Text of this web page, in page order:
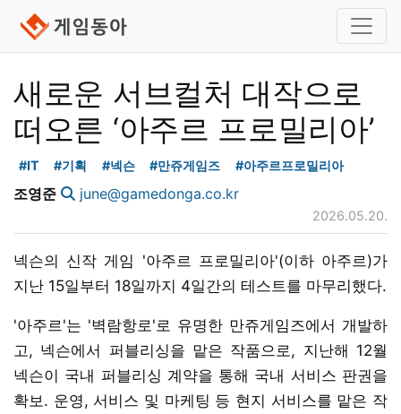
새로운 서브컬처 대작으로
떠오른 ‘아주르 프로밀리아’
#IT #기획 #넥슨 #만쥬게임즈 #아주르프로밀리아
조영준 june@gamedonga.co.kr
2026.05.20.
넥슨의 신작 게임 '아주르 프로밀리아'(이하 아주르)가
지난 15일부터 18일까지 4일간의 테스트를 마무리했다.
'아주르'는 '벽람항로'로 유명한 만쥬게임즈에서 개발하
고, 넥슨에서 퍼블리싱을 맡은 작품으로, 지난해 12월
넥슨이 국내 퍼블리싱 계약을 통해 국내 서비스 판권을
확보. 운영, 서비스 및 마케팅 등 현지 서비스를 맡은 작